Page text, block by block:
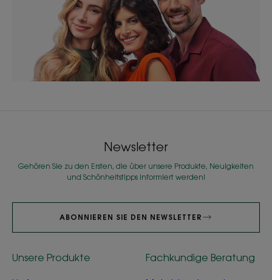
Newsletter
Gehören Sie zu den Ersten, die über unsere Produkte, Neuigkeiten
und Schönheitstipps informiert werden!
ABONNIEREN SIE DEN NEWSLETTER
Unsere Produkte Fachkundige Beratung